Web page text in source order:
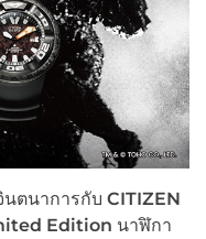
นตนาการกับ CITIZEN
Edition นาฬิกา